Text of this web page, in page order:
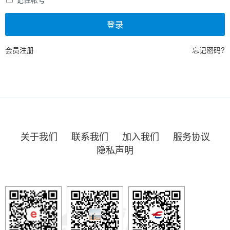
登录
忘记密码?
会员注册
关于我们 联系我们 加入我们
服务协议
隐私声明